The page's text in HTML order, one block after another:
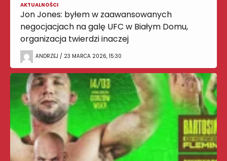
AKTUALNOŚCI
Jon Jones: byłem w zaawansowanych
negocjacjach na galę UFC w Białym Domu,
organizacja twierdzi inaczej
ANDRZEJ / 23 MARCA 2026, 15:30